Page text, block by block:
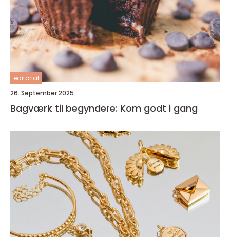
editorial
26. September 2025
Bagværk til begyndere: Kom godt i gang